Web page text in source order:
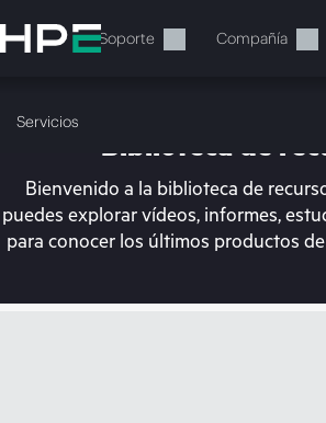
al
contenido
Servicios Soporte Compañía
Servicios
En estos
Biblioteca de
Bienvenido a la biblioteca de
puedes explorar vídeos, informes,
para conocer los últimos productos